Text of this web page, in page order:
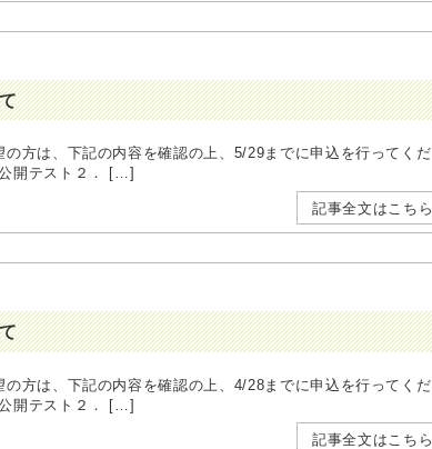
方は、下記の内容を確認の上、5/29までに申込を行ってくだ
スト２． […]
記事全文はこちら
方は、下記の内容を確認の上、4/28までに申込を行ってくだ
スト２． […]
記事全文はこちら